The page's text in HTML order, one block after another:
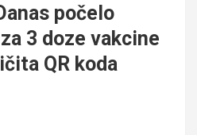
počelo
3 doze vakcine
QR koda